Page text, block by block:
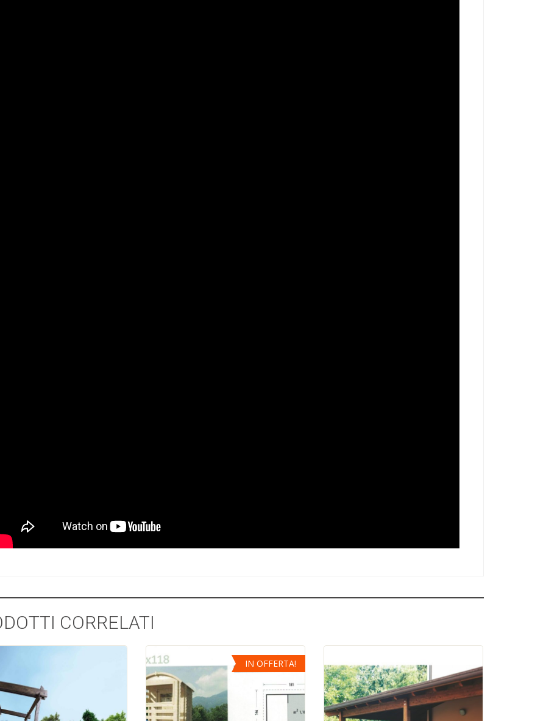
CORRELATI
IN OFFERTA!